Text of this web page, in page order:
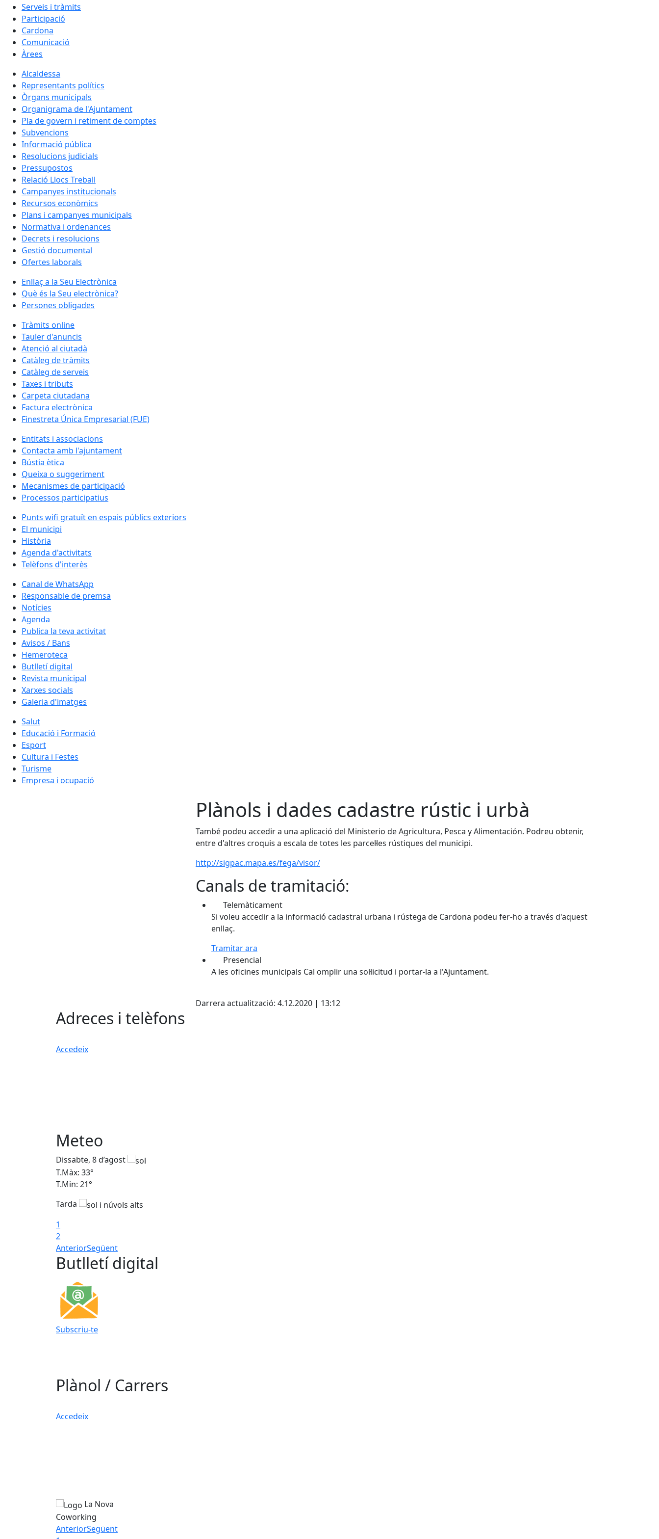
Serveis i tràmits
Participació
Cardona
Comunicació
Àrees
Alcaldessa
Representants polítics
Òrgans municipals
Organigrama de l'Ajuntament
Pla de govern i retiment de comptes
Subvencions
Informació pública
Resolucions judicials
Pressupostos
Relació Llocs Treball
Campanyes institucionals
Recursos econòmics
Plans i campanyes municipals
Normativa i ordenances
Decrets i resolucions
Gestió documental
Ofertes laborals
Enllaç a la Seu Electrònica
Què és la Seu electrònica?
Persones obligades
Tràmits online
Tauler d'anuncis
Atenció al ciutadà
Catàleg de tràmits
Catàleg de serveis
Taxes i tributs
Carpeta ciutadana
Factura electrònica
Finestreta Única Empresarial (FUE)
Entitats i associacions
Contacta amb l'ajuntament
Bústia ètica
Queixa o suggeriment
Mecanismes de participació
Processos participatius
Punts wifi gratuït en espais públics exteriors
El municipi
Història
Agenda d'activitats
Telèfons d'interès
Canal de WhatsApp
Responsable de premsa
Notícies
Agenda
Publica la teva activitat
Avisos / Bans
Hemeroteca
Butlletí digital
Revista municipal
Xarxes socials
Galeria d'imatges
Salut
Educació i Formació
Esport
Cultura i Festes
Turisme
Empresa i ocupació
Plànols i dades cadastre rústic i urbà
També podeu accedir a una aplicació del Ministerio de Agricultura, Pesca y Alimentación. Podreu obtenir,
entre d'altres croquis a escala de totes les parcel·les rústiques del municipi.
http://sigpac.mapa.es/fega/visor/
Canals de tramitació:
Telemàticament
Si voleu accedir a la informació cadastral urbana i rústega de Cardona podeu fer-ho a través d'aquest
enllaç.
Tramitar ara
Presencial
A les oficines municipals Cal omplir una sol·licitud i portar-la a l'Ajuntament.
Darrera actualització: 4.12.2020 | 13:12
Adreces i telèfons
Accedeix
Meteo
Dissabte, 8 d’agost
T.Màx: 33°
T.Min: 21°
Tarda
1
2
AnteriorSegüent
Butlletí digital
Subscriu-te
Plànol / Carrers
Accedeix
La Nova
Coworking
AnteriorSegüent